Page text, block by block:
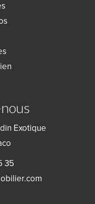
Exotique
35